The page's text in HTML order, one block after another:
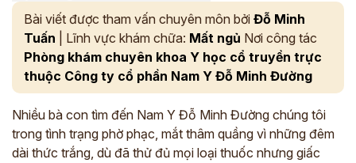
Bài viết được tham vấn chuyên môn bởi Đỗ Minh
Tuấn | Lĩnh vực khám chữa: Mất ngủ Nơi công tác
Phòng khám chuyên khoa Y học cổ truyền trực
thuộc Công ty cổ phần Nam Y Đỗ Minh Đường
Nhiều bà con tìm đến Nam Y Đỗ Minh Đường chúng tôi
trong tình trạng phờ phạc, mắt thâm quầng vì những đêm
dài thức trắng, dù đã thử đủ mọi loại thuốc nhưng giấc